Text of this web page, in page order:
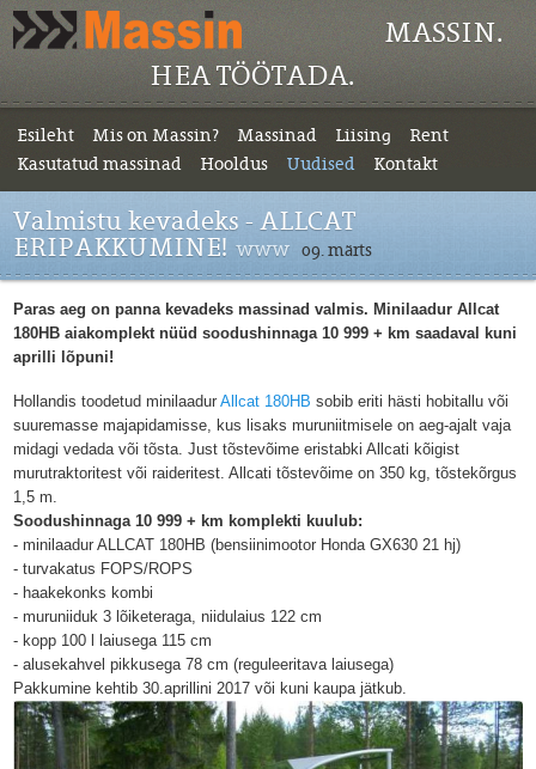
MASSIN.
HEA TÖÖTADA.
Esileht Mis on Massin? Massinad Liising
Rent
Kasutatud massinad
Hooldus Uudised Kontakt
Valmistu kevadeks - ALLCAT
ERIPAKKUMINE! www 09. märts
Paras aeg on panna kevadeks massinad valmis. Minilaadur Allcat
180HB aiakomplekt nüüd soodushinnaga 10 999 + km saadaval kuni
aprilli lõpuni!
Hollandis toodetud minilaadur Allcat 180HB sobib eriti hästi hobitallu või
suuremasse majapidamisse, kus lisaks muruniitmisele on aeg-ajalt vaja
midagi vedada või tõsta. Just tõstevõime eristabki Allcati kõigist
murutraktoritest või raideritest. Allcati tõstevõime on 350 kg, tõstekõrgus
1,5 m.
Soodushinnaga 10 999 + km komplekti kuulub:
- minilaadur ALLCAT 180HB (bensiinimootor Honda GX630 21 hj)
- turvakatus FOPS/ROPS
- haakekonks kombi
- muruniiduk 3 lõiketeraga, niidulaius 122 cm
- kopp 100 l laiusega 115 cm
- alusekahvel pikkusega 78 cm (reguleeritava laiusega)
Pakkumine kehtib 30.aprillini 2017 või kuni kaupa jätkub.